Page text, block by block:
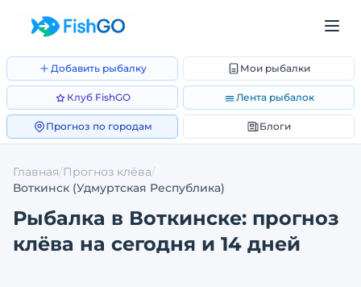
Добавить рыбалку Мои рыбалки
Клуб FishGO Лента рыбалок
Прогноз по городам Блоги
Главная/Прогноз клёва/
Воткинск (Удмуртская Республика)
Рыбалка в Воткинске: прогноз
клёва на сегодня и 14 дней